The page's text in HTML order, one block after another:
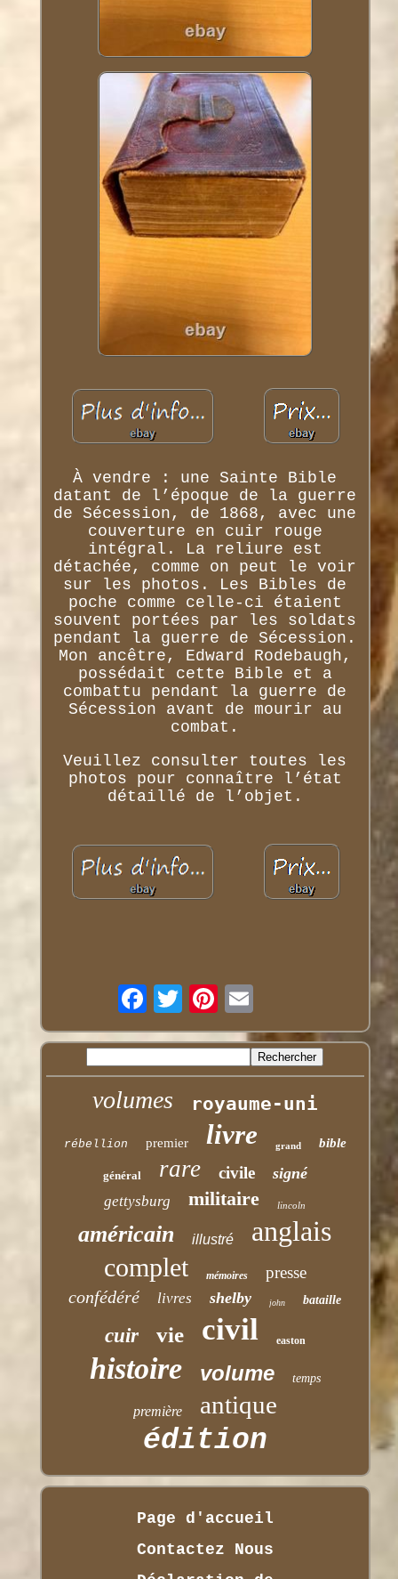
À vendre : une Sainte Bible
datant de l’époque de la guerre
de Sécession, de 1868, avec une
couverture en cuir rouge
intégral. La reliure est
détachée, comme on peut le voir
sur les photos. Les Bibles de
poche comme celle-ci étaient
souvent portées par les soldats
pendant la guerre de Sécession.
Mon ancêtre, Edward Rodebaugh,
possédait cette Bible et a
combattu pendant la guerre de
Sécession avant de mourir au
combat.
Veuillez consulter toutes les
photos pour connaître l’état
détaillé de l’objet.
volumes royaume-uni
rébellion premier livre grand bible
général rare civile signé
gettysburg militaire lincoln
américain illustré anglais
complet mémoires presse
confédéré livres shelby john bataille
cuir vie civil easton
histoire volume temps
première antique
édition
Page d'accueil
Contactez Nous